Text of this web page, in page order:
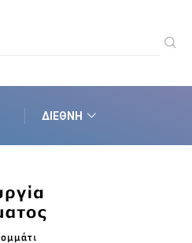
ΔΙΕΘΝΉ